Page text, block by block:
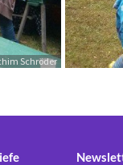
Schröder